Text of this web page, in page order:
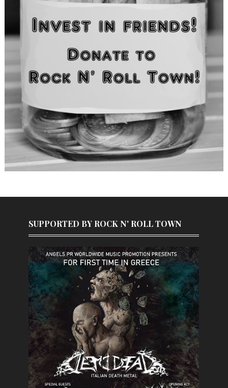
SUPPORTED BY ROCK N' ROLL TOWN